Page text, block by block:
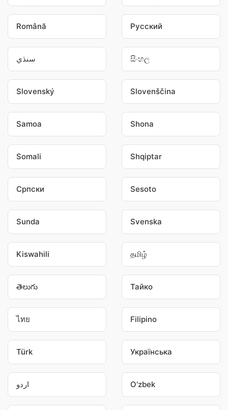
Română Pусский
سنڌي සිංහල
Slovenský Slovenščina
Samoa Shona
Somali Shqiptar
Српски Sesoto
Sunda Svenska
Kiswahili தமிழ்
తెలుగు Тайко
ไทย Filipino
Türk Українська
اردو O'zbek